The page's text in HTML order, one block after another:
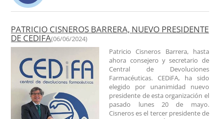
PATRICIO CISNEROS BARRERA, NUEVO PRESIDENTE
DE CEDIFA(06/06/2024)
Patricio Cisneros Barrera, hasta
ahora consejero y secretario de
Central de Devoluciones
Farmacéuticas. CEDiFA, ha sido
elegido por unanimidad nuevo
presidente de esta organización el
pasado lunes 20 de mayo.
Cisneros es el tercer presidente de